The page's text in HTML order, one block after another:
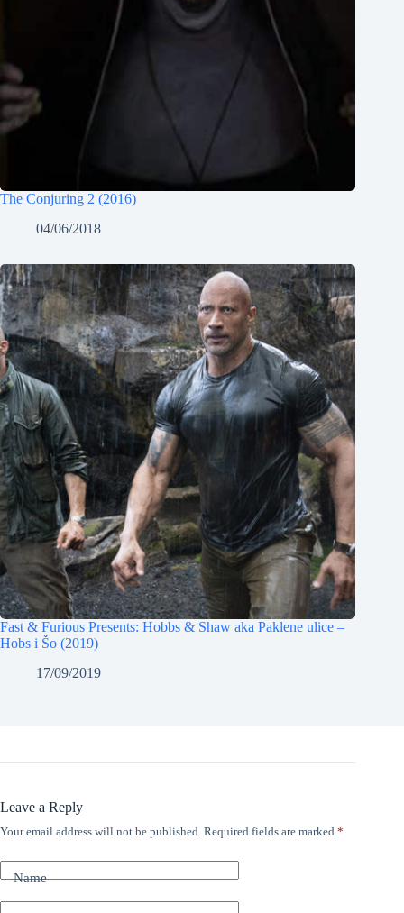
The Conjuring 2 (2016)
04/06/2018
Fast & Furious Presents: Hobbs & Shaw aka Paklene ulice –
Hobs i Šo (2019)
17/09/2019
Leave a Reply
Your email address will not be published. Required fields are marked *
Name